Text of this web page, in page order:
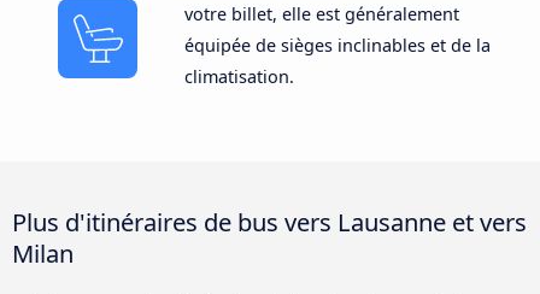
votre billet, elle est généralement
équipée de sièges inclinables et de la
climatisation.
Plus d'itinéraires de bus vers Lausanne et vers
Milan